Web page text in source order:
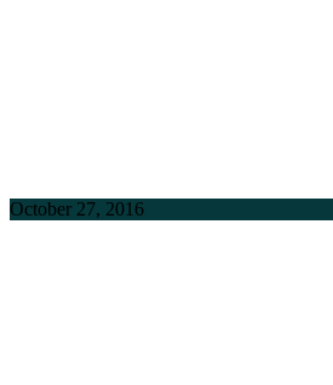
October 27, 2016